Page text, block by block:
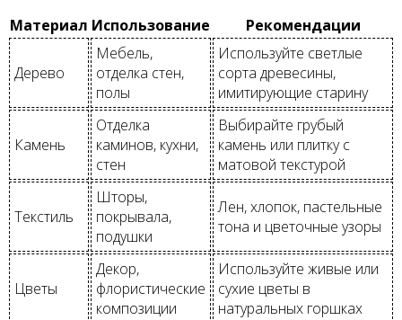
Материал Использование Рекомендации
Дерево
Мебель,
отделка стен,
полы
Используйте светлые
сорта древесины,
имитирующие старину
Камень
Отделка
каминов, кухни,
стен
Выбирайте грубый
камень или плитку с
матовой текстурой
Текстиль
Шторы,
покрывала,
подушки
Лен, хлопок, пастельные
тона и цветочные узоры
Цветы
Декор,
флористические
композиции
Используйте живые или
сухие цветы в
натуральных горшках